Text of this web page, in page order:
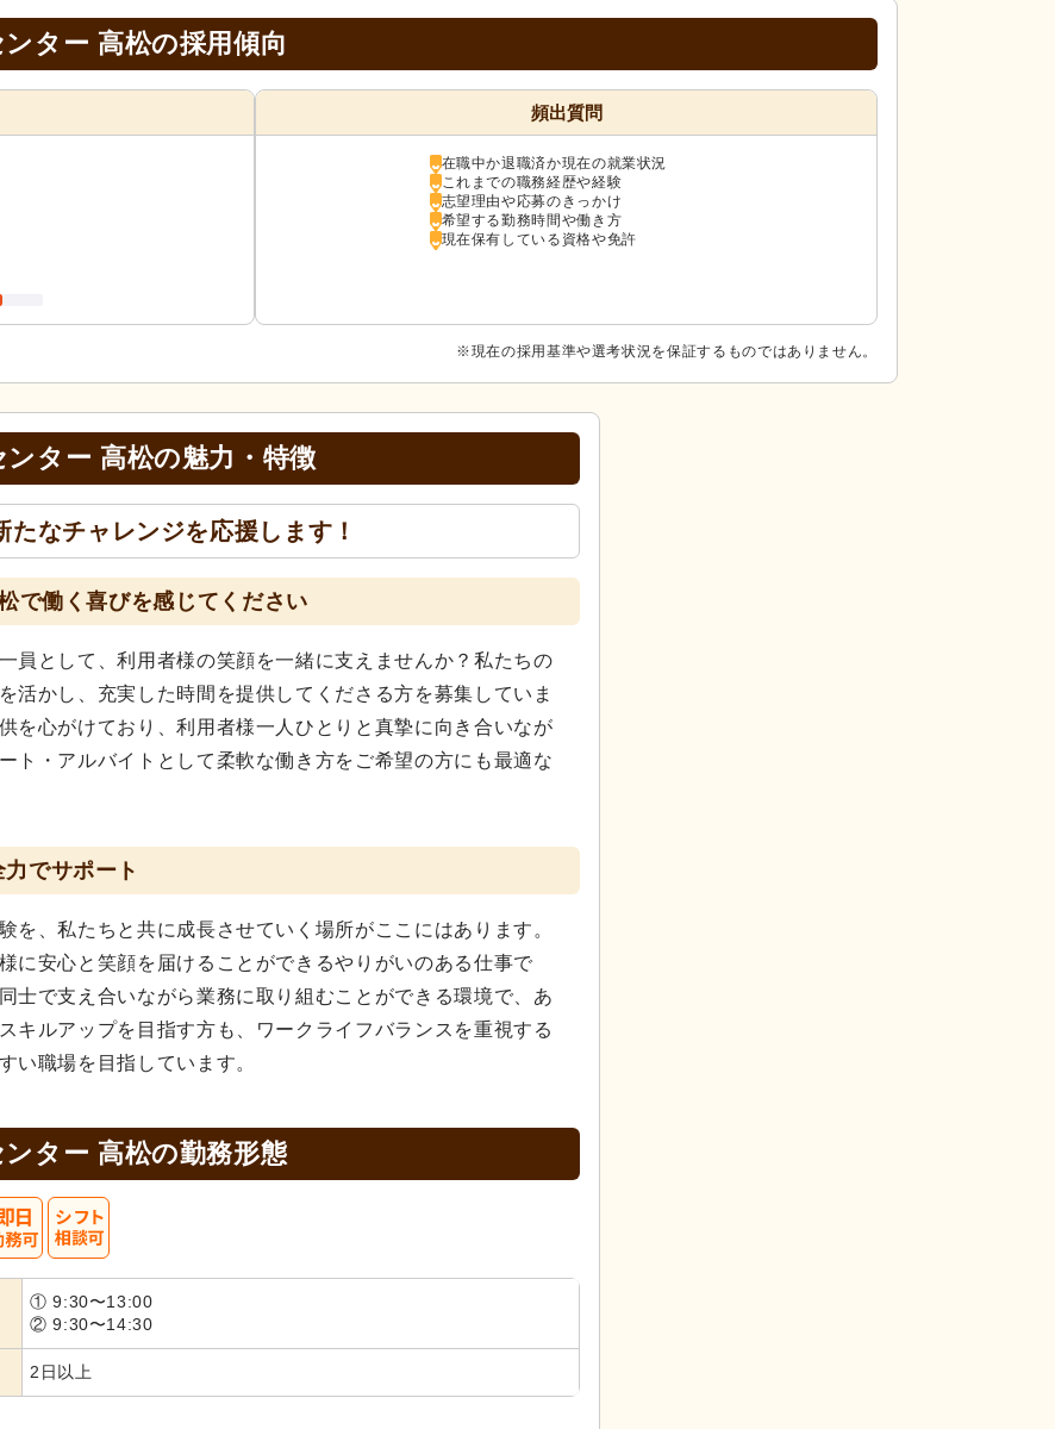
ター 高松の採用傾向
頻出質問
在職中か退職済か現在の就業状況
これまでの職務経歴や経験
志望理由や応募のきっかけ
希望する勤務時間や働き方
現在保有している資格や免許
※現在の採用基準や選考状況を保証するものではありません。
ター 高松の魅力・特徴
なチャレンジを応援します！
で働く喜びを感じてください
員として、利用者様の笑顔を一緒に支えませんか？私たちの
活かし、充実した時間を提供してくださる方を募集していま
を心がけており、利用者様一人ひとりと真摯に向き合いなが
ト・アルバイトとして柔軟な働き方をご希望の方にも最適な
でサポート
を、私たちと共に成長させていく場所がここにはあります。
に安心と笑顔を届けることができるやりがいのある仕事で
士で支え合いながら業務に取り組むことができる環境で、あ
キルアップを目指す方も、ワークライフバランスを重視する
い職場を目指しています。
ター 高松の勤務形態
① 9:30〜13:00
② 9:30〜14:30
2日以上